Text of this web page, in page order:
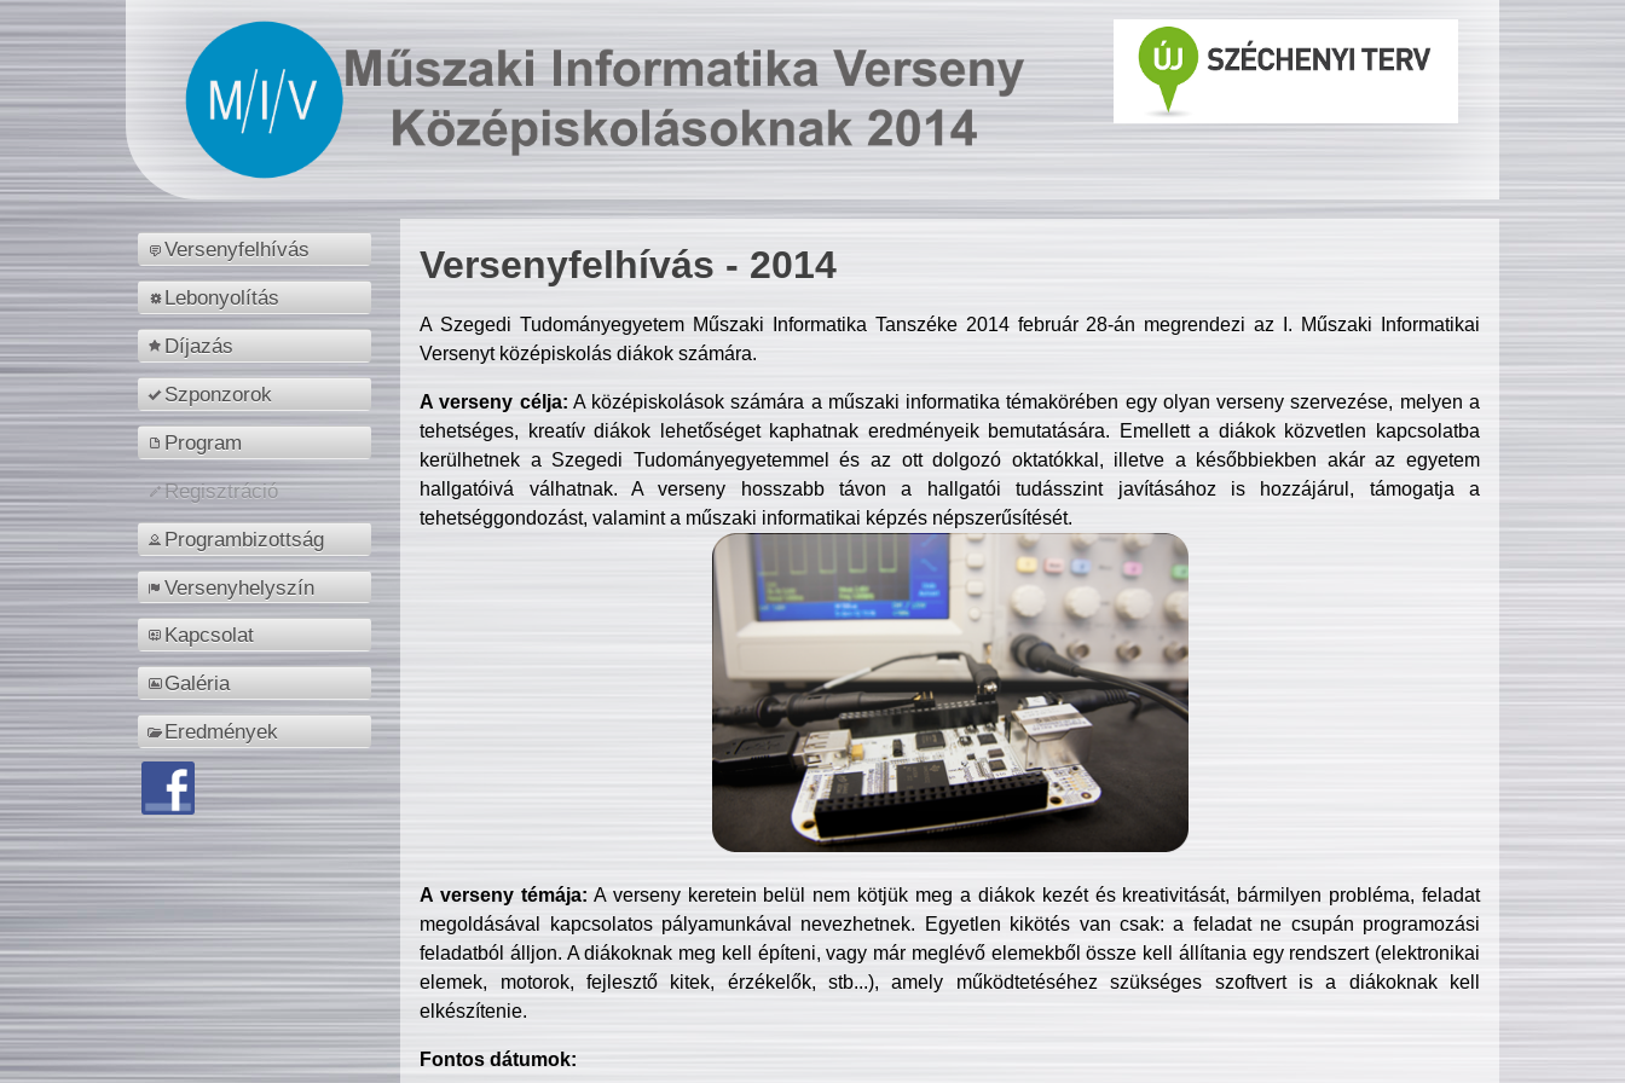
Versenyfelhívás
Lebonyolítás
Díjazás
Szponzorok
Program
Regisztráció
Programbizottság
Versenyhelyszín
Kapcsolat
Galéria
Eredmények
Versenyfelhívás - 2014
A Szegedi Tudományegyetem Műszaki Informatika Tanszéke 2014 február 28-án megrendezi az I. Műszaki Informatikai
Versenyt középiskolás diákok számára.
A verseny célja: A középiskolások számára a műszaki informatika témakörében egy olyan verseny szervezése, melyen a
tehetséges, kreatív diákok lehetőséget kaphatnak eredményeik bemutatására. Emellett a diákok közvetlen kapcsolatba
kerülhetnek a Szegedi Tudományegyetemmel és az ott dolgozó oktatókkal, illetve a későbbiekben akár az egyetem
hallgatóivá válhatnak. A verseny hosszabb távon a hallgatói tudásszint javításához is hozzájárul, támogatja a
tehetséggondozást, valamint a műszaki informatikai képzés népszerűsítését.
A verseny témája: A verseny keretein belül nem kötjük meg a diákok kezét és kreativitását, bármilyen probléma, feladat
megoldásával kapcsolatos pályamunkával nevezhetnek. Egyetlen kikötés van csak: a feladat ne csupán programozási
feladatból álljon. A diákoknak meg kell építeni, vagy már meglévő elemekből össze kell állítania egy rendszert (elektronikai
elemek, motorok, fejlesztő kitek, érzékelők, stb...), amely működtetéséhez szükséges szoftvert is a diákoknak kell
elkészítenie.
Fontos dátumok: